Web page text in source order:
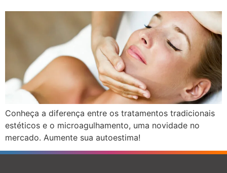
Conheça a diferença entre os tratamentos tradicionais
estéticos e o microagulhamento, uma novidade no
mercado. Aumente sua autoestima!